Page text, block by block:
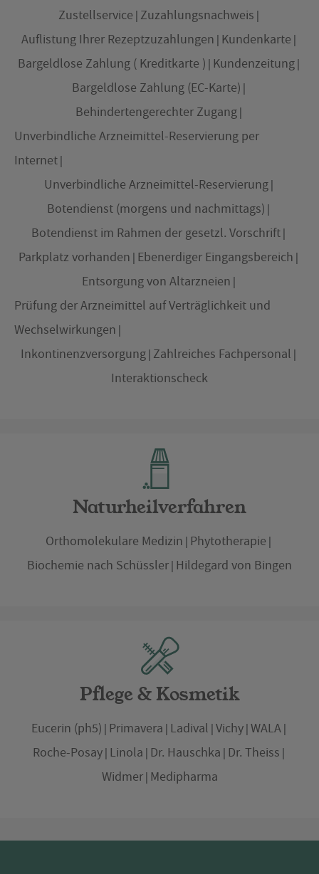
Zustellservice Zuzahlungsnachweis
Auflistung Ihrer Rezeptzuzahlungen Kundenkarte
Bargeldlose Zahlung ( Kreditkarte ) Kundenzeitung
Bargeldlose Zahlung (EC-Karte)
Behindertengerechter Zugang
Unverbindliche Arzneimittel-Reservierung per
Internet
Unverbindliche Arzneimittel-Reservierung
Botendienst (morgens und nachmittags)
Botendienst im Rahmen der gesetzl. Vorschrift
Parkplatz vorhanden Ebenerdiger Eingangsbereich
Entsorgung von Altarzneien
Prüfung der Arzneimittel auf Verträglichkeit und
Wechselwirkungen
Inkontinenzversorgung Zahlreiches Fachpersonal
Interaktionscheck
Naturheilverfahren
Orthomolekulare Medizin Phytotherapie
Biochemie nach Schüssler Hildegard von Bingen
Pflege & Kosmetik
Eucerin (ph5) Primavera Ladival Vichy WALA
Roche-Posay Linola Dr. Hauschka Dr. Theiss
Widmer Medipharma